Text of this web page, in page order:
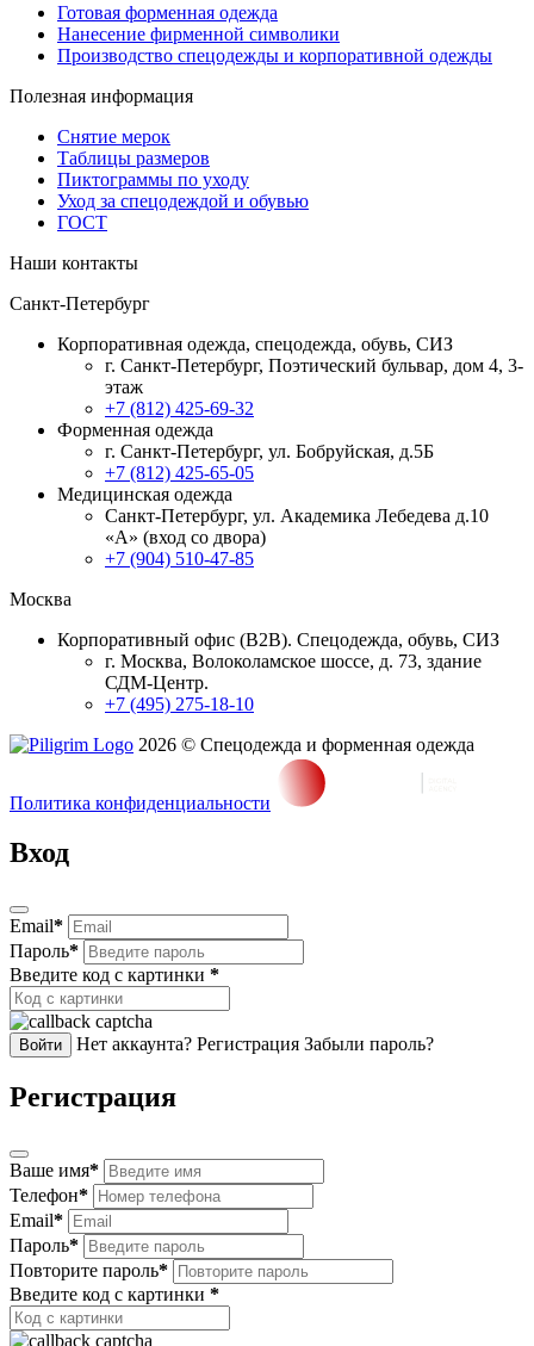
Готовая форменная одежда
Нанесение фирменной символики
Производство спецодежды и корпоративной одежды
Полезная информация
Снятие мерок
Таблицы размеров
Пиктограммы по уходу
Уход за спецодеждой и обувью
ГОСТ
Наши контакты
Санкт-Петербург
Корпоративная одежда, спецодежда, обувь, СИЗ
г. Санкт-Петербург, Поэтический бульвар, дом 4, 3-
этаж
+7 (812) 425-69-32
Форменная одежда
г. Санкт-Петербург, ул. Бобруйская, д.5Б
+7 (812) 425-65-05
Медицинская одежда
Санкт-Петербург, ул. Академика Лебедева д.10
«А» (вход со двора)
+7 (904) 510-47-85
Москва
Корпоративный офис (В2В). Спецодежда, обувь, СИЗ
г. Москва, Волоколамское шоссе, д. 73, здание
СДМ-Центр.
+7 (495) 275-18-10
2026 © Спецодежда и форменная одежда
Политика конфиденциальности
Вход
Email*
Пароль*
Введите код с картинки *
Войти Нет аккаунта? Регистрация Забыли пароль?
Регистрация
Ваше имя*
Телефон*
Email*
Пароль*
Повторите пароль*
Введите код с картинки *